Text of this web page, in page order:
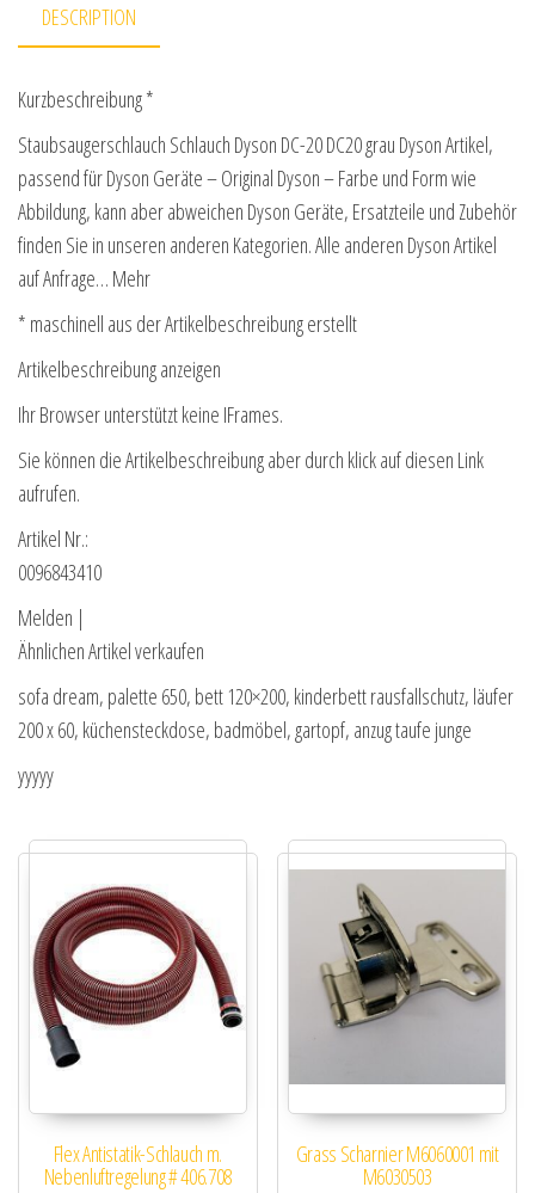
DESCRIPTION
Kurzbeschreibung *
Staubsaugerschlauch Schlauch Dyson DC-20 DC20 grau Dyson Artikel,
passend für Dyson Geräte – Original Dyson – Farbe und Form wie
Abbildung, kann aber abweichen Dyson Geräte, Ersatzteile und Zubehör
finden Sie in unseren anderen Kategorien. Alle anderen Dyson Artikel
auf Anfrage… Mehr
* maschinell aus der Artikelbeschreibung erstellt
Artikelbeschreibung anzeigen
Ihr Browser unterstützt keine IFrames.
Sie können die Artikelbeschreibung aber durch klick auf diesen Link
aufrufen.
Artikel Nr.:
0096843410
Melden |
Ähnlichen Artikel verkaufen
sofa dream, palette 650, bett 120×200, kinderbett rausfallschutz, läufer
200 x 60, küchensteckdose, badmöbel, gartopf, anzug taufe junge
yyyyy
Flex Antistatik-Schlauch m.
Nebenluftregelung # 406.708
Grass Scharnier M6060001 mit
M6030503